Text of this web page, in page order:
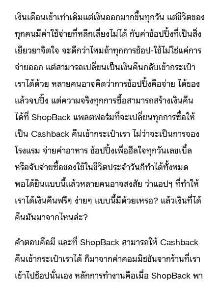
เงินเดือนเข้าเท่าเดิมแต่เงินออกมากขึ้นทุกวัน แต่ชีวิตของ
ทุกคนมีค่าใช้จ่ายที่หลีกเลี่ยงไม่ได้ กับค่าช้อปปิ้งที่เป็นสิ่ง
เยียวยาจิตใจ จะดีกว่าไหมถ้าทุกการช้อป-ใช้ไม่ใช่แค่การ
จ่ายออก แต่สามารถเปลี่ยนเป็นเงินคืนกลับเข้ากระเป๋า
เราได้ด้วย หลายคนอาจคิดว่าการช้อปปิ้งคือจ่าย ได้ของ
แล้วจบปิ๊ง แต่ความจริงทุกการซื้อสามารถสร้างเงินคืน
ได้ที่ ShopBack แพลตฟอร์มที่จะเปลี่ยนทุกการซื้อให้
เป็น Cashback คืนเข้ากระเป๋าเรา ไม่ว่าจะเป็นการจอง
โรงแรม จ่ายค่าอาหาร ช้อปปิ้งเพื่อฮีลใจทุกวันเลขเบิ้ล
หรือจับจ่ายซื้อของใช้ในชีวิตประจำวันก็ทำได้ทั้งหมด
พอได้ยินแบบนี้แล้วหลายคนอาจสงสัย ว่าแอปฯ ที่ทำให้
เราได้เงินคืนฟรีๆ ง่ายๆ แบบนี้มีด้วยเหรอ? แล้วเงินที่ได้
คืนมันมาจากไหนล่ะ?
คำตอบคือมี และที่ ShopBack สามารถให้ Cashback
คืนเข้ากระเป๋าเราได้ ก็มาจากค่าคอมมิชชันจากร้านที่เรา
เข้าไปช้อปนั่นเอง หลักการทำงานคือเมื่อ ShopBack พา